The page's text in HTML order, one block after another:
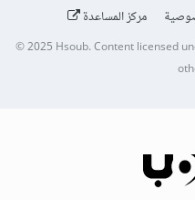
مركز المساعدة
© 2025Hsoub.Content licensed